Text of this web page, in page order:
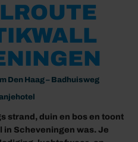
Den Haag – Badhuisweg
strand, duin en bos en toont
in Scheveningen was. Je